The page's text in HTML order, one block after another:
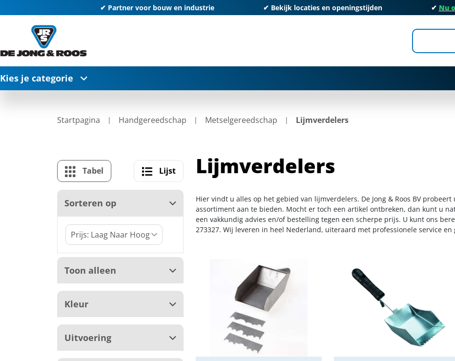
✔ Partner voor bouw en industrie ✔ Bekijk locaties en openingstijden ✔ Nu
Kies je categorie
Startpagina Handgereedschap Metselgereedschap Lijmverdelers
Tabel Lijst
Sorteren op
Toon alleen
Kleur
Uitvoering
Lijmverdelers
Hier vindt u alles op het gebied van lijmverdelers. De Jong & Roos BV
assortiment aan te bieden. Mocht er toch een artikel ontbreken, dan kunt u
een vakkundig advies en/of bestelling tegen een scherpe prijs. U kunt ons
273327. Wij leveren in heel Nederland, uiteraard met professionele service